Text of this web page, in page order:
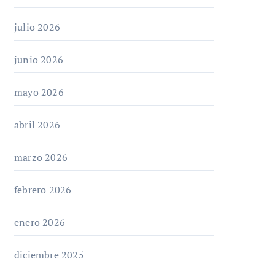
julio 2026
junio 2026
mayo 2026
abril 2026
marzo 2026
febrero 2026
enero 2026
diciembre 2025